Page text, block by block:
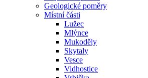
Geologické poměry
Místní části
Lužec
Mlýnce
Mukoděly
Skytaly
Vesce
Vidhostice